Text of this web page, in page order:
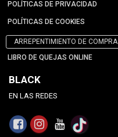
POLÍTICAS DE PRIVACIDAD
POLÍTICAS DE COOKIES
ARREPENTIMIENTO DE COMPRA
LIBRO DE QUEJAS ONLINE
BLACK
EN LAS REDES